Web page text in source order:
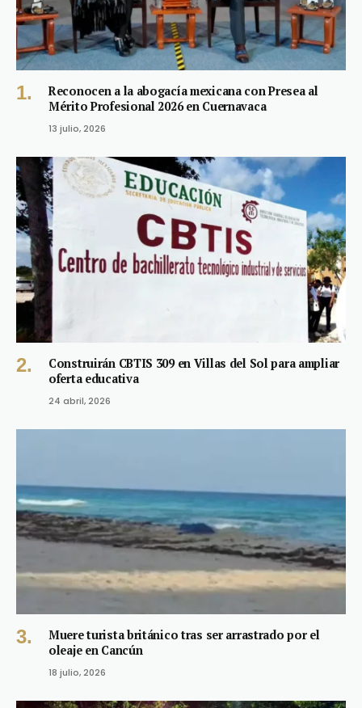
Reconocen a la abogacía mexicana con Presea al
Mérito Profesional 2026 en Cuernavaca
13 julio, 2026
Construirán CBTIS 309 en Villas del Sol para ampliar
oferta educativa
24 abril, 2026
Muere turista británico tras ser arrastrado por el
oleaje en Cancún
18 julio, 2026